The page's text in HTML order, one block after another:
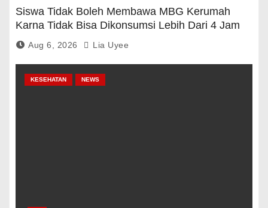
Siswa Tidak Boleh Membawa MBG Kerumah
Karna Tidak Bisa Dikonsumsi Lebih Dari 4 Jam
Aug 6, 2026 Lia Uyee
KESEHATAN NEWS